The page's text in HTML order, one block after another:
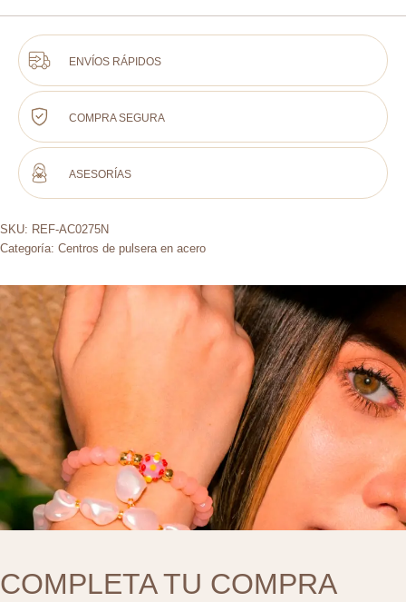
ENVÍOS RÁPIDOS
COMPRA SEGURA
ASESORÍAS
SKU: REF-AC0275N
Categoría: Centros de pulsera en acero
COMPLETA TU COMPRA